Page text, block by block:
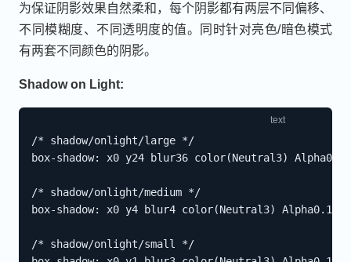
为保证阴影效果自然柔和，每个阴影都有两层不同偏移、
不同模糊度、不同透明度的值。同时针对亮色/暗色模式
有两套不同颜色的阴影。
Shadow on Light:
/* shadow/onlight/large */
box-shadow: x0 y24 blur36 color(Neutral3)
/* shadow/onlight/medium */
box-shadow: x0 y4 blur4 color(Neutral3)
/* shadow/onlight/small */